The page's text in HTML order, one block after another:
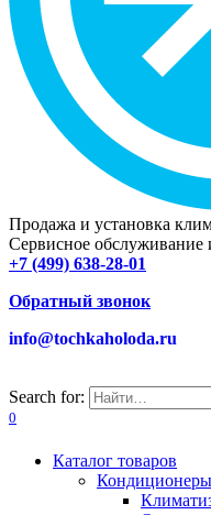
Продажа и установка
Сервисное обслуживание
+7 (499) 638-28-01
Обратный звонок
info@tochkaholoda.ru
Search for:
0
Каталог товаров
Кондиционеры